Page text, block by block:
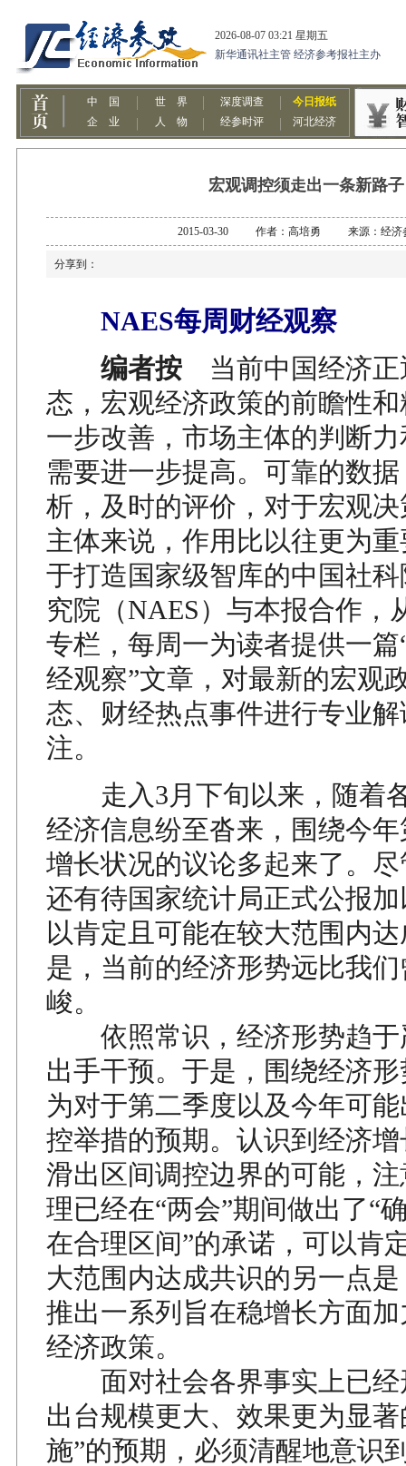
宏观调控须走出一条新路子
2015-03-30 作者：高培勇 来源：经济
分享到：
NAES每周财经观察
编者按
当前中国经济
态，宏观经济政策的前瞻性
一步改善，市场主体的判断
需要进一步提高。可靠的数
析，及时的评价，对于宏观
主体来说，作用比以往更为
于打造国家级智库的中国社
究院（NAES）与本报合作，
专栏，每周一为读者提供一篇
经观察”文章，对最新的宏观
态、财经热点事件进行专业
注。
走入3月下旬以来，随着
经济信息纷至沓来，围绕今
增长状况的议论多起来了。
还有待国家统计局正式公报
以肯定且可能在较大范围内
是，当前的经济形势远比我
峻。
依照常识，经济形势趋于
出手干预。于是，围绕经济
为对于第二季度以及今年可
控举措的预期。认识到经济
滑出区间调控边界的可能，
理已经在“两会”期间做出了“
在合理区间”的承诺，可以肯
大范围内达成共识的另一点
推出一系列旨在稳增长方面
经济政策。
面对社会各界事实上已经
出台规模更大、效果更为显
施”的预期，必须清醒地意识